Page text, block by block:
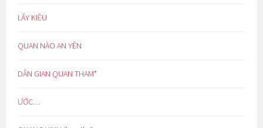
LẨY KIỀU
QUAN NÀO AN YÊN
DÂN GIAN QUAN THAM*
ƯỚC…